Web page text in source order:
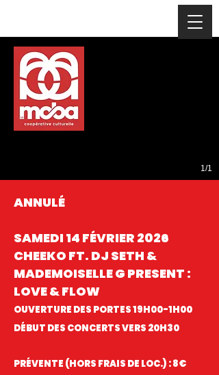
1/1
ANNULÉ
SAMEDI 14 FÉVRIER 2026
CHEEKO FT. DJ SETH &
MADEMOISELLE G PRESENT :
LOVE & FLOW
OUVERTURE DES PORTES 19H00-1H00
DÉBUT DES CONCERTS VERS 20H30
PRÉVENTE (HORS FRAIS DE LOC.) : 8€